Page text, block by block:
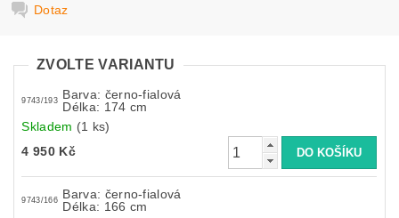
Dotaz
ZVOLTE VARIANTU
9743/193
Barva: černo-fialová
Délka: 174 cm
Skladem (1 ks)
4 950 Kč
9743/166
Barva: černo-fialová
Délka: 166 cm